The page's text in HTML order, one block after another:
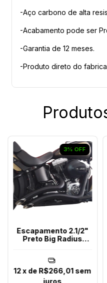
-Aço carbono de alta
-Acabamento pode ser
-Garantia de 12 meses.
-Produto direto do
3% OFF
Escapamento 2.1/2"
Preto Big Radius
12 x de R$266,01 sem
juros